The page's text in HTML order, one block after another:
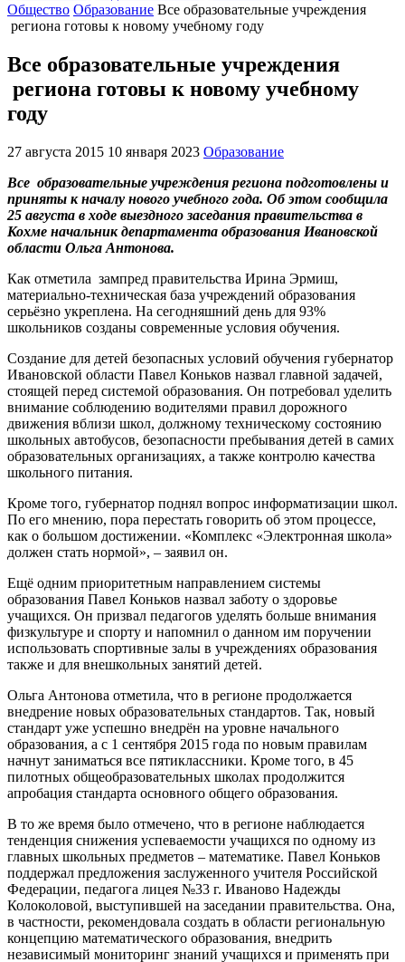
Главная
Общество Образование Все образовательные учреждения
региона готовы к новому учебному году
Все образовательные учреждения
региона готовы к новому учебному
году
27 августа 2015 10 января 2023 Образование
Все образовательные учреждения региона подготовлены и
приняты к началу нового учебного года. Об этом сообщила
25 августа в ходе выездного заседания правительства в
Кохме начальник департамента образования Ивановской
области Ольга Антонова.
Как отметила зампред правительства Ирина Эрмиш,
материально-техническая база учреждений образования
серьёзно укреплена. На сегодняшний день для 93%
школьников созданы современные условия обучения.
Создание для детей безопасных условий обучения губернатор
Ивановской области Павел Коньков назвал главной задачей,
стоящей перед системой образования. Он потребовал уделить
внимание соблюдению водителями правил дорожного
движения вблизи школ, должному техническому состоянию
школьных автобусов, безопасности пребывания детей в самих
образовательных организациях, а также контролю качества
школьного питания.
Кроме того, губернатор поднял вопрос информатизации школ.
По его мнению, пора перестать говорить об этом процессе,
как о большом достижении. «Комплекс «Электронная школа»
должен стать нормой», – заявил он.
Ещё одним приоритетным направлением системы
образования Павел Коньков назвал заботу о здоровье
учащихся. Он призвал педагогов уделять больше внимания
физкультуре и спорту и напомнил о данном им поручении
использовать спортивные залы в учреждениях образования
также и для внешкольных занятий детей.
Ольга Антонова отметила, что в регионе продолжается
внедрение новых образовательных стандартов. Так, новый
стандарт уже успешно внедрён на уровне начального
образования, а с 1 сентября 2015 года по новым правилам
начнут заниматься все пятиклассники. Кроме того, в 45
пилотных общеобразовательных школах продолжится
апробация стандарта основного общего образования.
В то же время было отмечено, что в регионе наблюдается
тенденция снижения успеваемости учащихся по одному из
главных школьных предметов – математике. Павел Коньков
поддержал предложения заслуженного учителя Российской
Федерации, педагога лицея №33 г. Иваново Надежды
Колоколовой, выступившей на заседании правительства. Она,
в частности, рекомендовала создать в области региональную
концепцию математического образования, внедрить
независимый мониторинг знаний учащихся и применять при